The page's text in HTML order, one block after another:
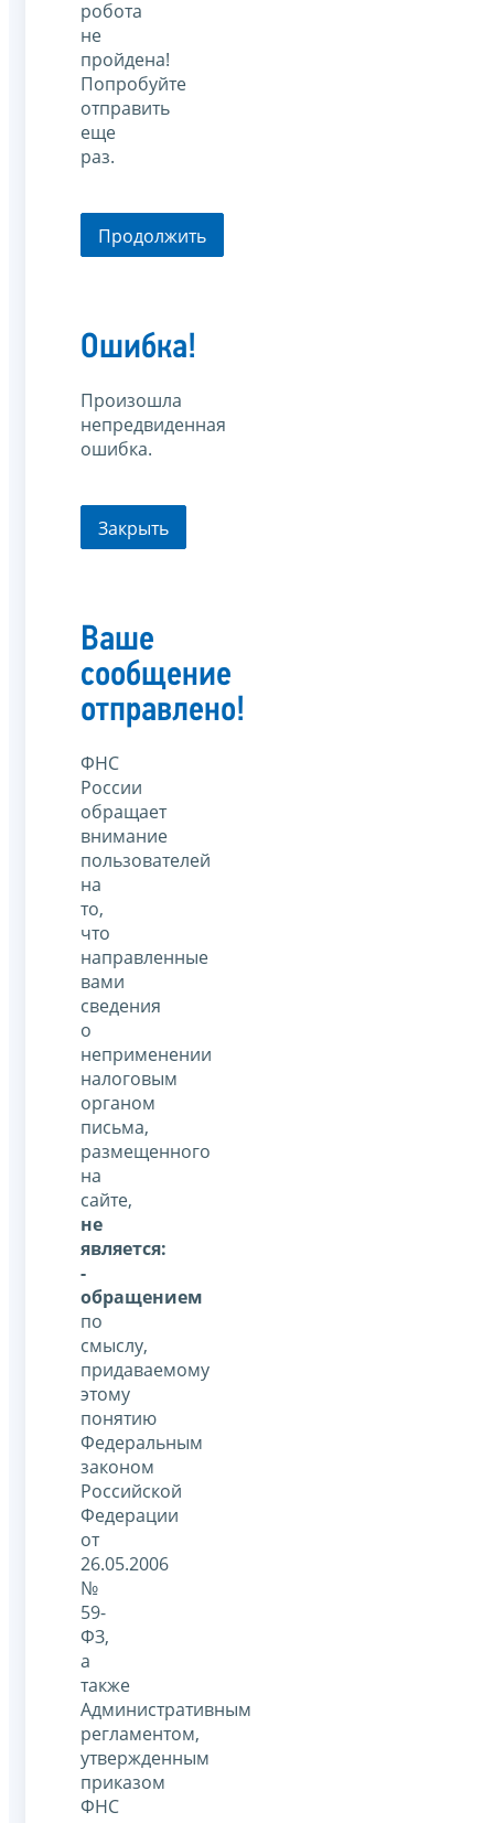
робота
не
пройдена!
Попробуйте
отправить
еще
раз.
Продолжить
Ошибка!
Произошла
непредвиденная
ошибка.
Закрыть
Ваше
сообщение
отправлено!
ФНС
России
обращает
внимание
пользователей
на
то,
что
направленные
вами
сведения
о
неприменении
налоговым
органом
письма,
размещенного
на
сайте,
не
является:
-
обращением
по
смыслу,
придаваемому
этому
понятию
Федеральным
законом
Российской
Федерации
от
26.05.2006
№
59-
ФЗ,
а
также
Административным
регламентом,
утвержденным
приказом
ФНС